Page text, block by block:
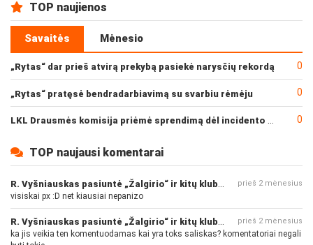
TOP naujienos
Savaitės Mėnesio
„Rytas“ dar prieš atvirą prekybą pasiekė narysčių rekordą 0
„Rytas“ pratęsė bendradarbiavimą su svarbiu rėmėju 0
0
TOP naujausi komentarai
prieš 2 mėnesius
visiskai px :D net kiausiai nepanizo
prieš 2 mėnesius
ka jis veikia ten komentuodamas kai yra toks saliskas? komentatoriai negali